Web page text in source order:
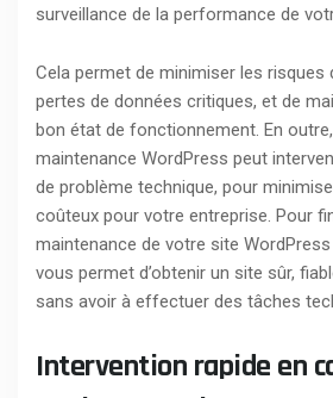
surveillance de la performance de
Cela permet de minimiser les risques
pertes de données critiques, et de
bon état de fonctionnement. En
maintenance WordPress peut
de problème technique, pour
coûteux pour votre entreprise. Pour
maintenance de votre site
vous permet d’obtenir un site sûr,
sans avoir à effectuer des tâches
Intervention rapide en